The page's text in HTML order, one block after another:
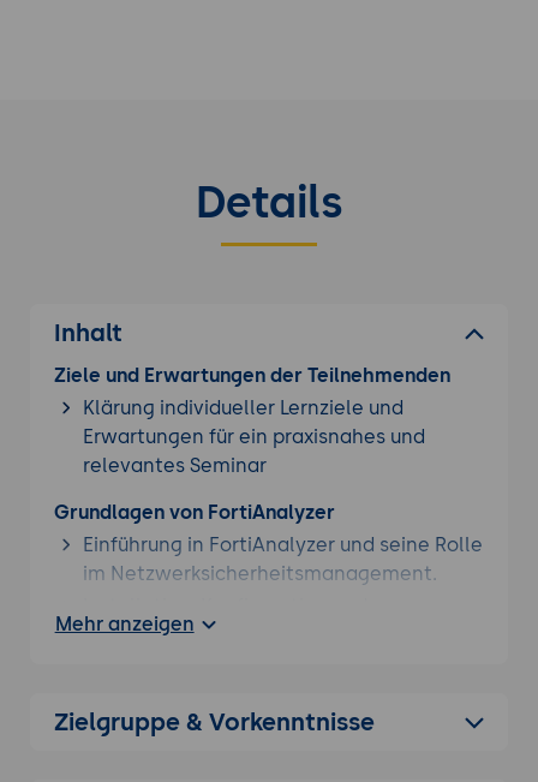
Details
Inhalt
Ziele und Erwartungen der Teilnehmenden
Klärung individueller Lernziele und
Erwartungen für ein praxisnahes und
relevantes Seminar
Grundlagen von FortiAnalyzer
Einführung in FortiAnalyzer und seine Rolle
im Netzwerksicherheitsmanagement.
grundlegende Bedienung von
Reporting-Funktionen
Mehr anzeigen
Zielgruppe & Vorkenntnisse